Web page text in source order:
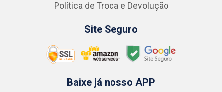
Política de Troca e Devolução
Site Seguro
Baixe já nosso APP